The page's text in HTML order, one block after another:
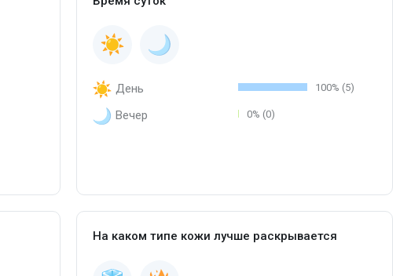
День 100% (5)
Вечер 0% (0)
На каком типе кожи лучше раскрывается